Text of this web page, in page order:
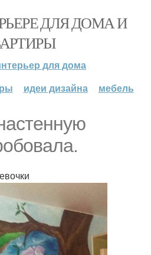
ДЛЯ ДОМА И
для дома
идеи дизайна мебель